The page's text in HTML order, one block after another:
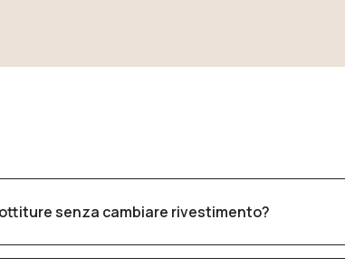
senza cambiare rivestimento?
le imbottiture mantenendo i tessuti esistenti,